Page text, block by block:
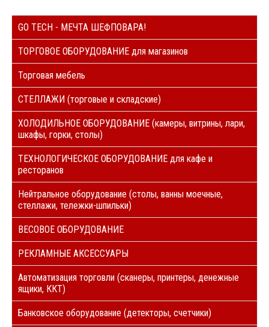
GO TECH - МЕЧТА ШЕФПОВАРА!
ТОРГОВОЕ ОБОРУДОВАНИЕ для магазинов
Торговая мебель
СТЕЛЛАЖИ (торговые и складские)
ХОЛОДИЛЬНОЕ ОБОРУДОВАНИЕ (камеры, витрины, лари,
шкафы, горки, столы)
ТЕХНОЛОГИЧЕСКОЕ ОБОРУДОВАНИЕ для кафе и
ресторанов
Нейтральное оборудование (столы, ванны моечные,
стеллажи, тележки-шпильки)
ВЕСОВОЕ ОБОРУДОВАНИЕ
РЕКЛАМНЫЕ АКСЕССУАРЫ
Автоматизация торговли (сканеры, принтеры, денежные
ящики, ККТ)
Банковское оборудование (детекторы, счетчики)